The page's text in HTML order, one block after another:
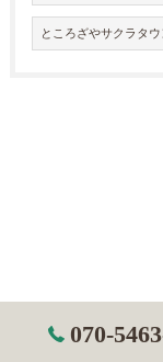
ところざやサクラタウ
070-